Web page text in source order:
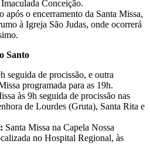
Conceição.
após o encerramento da Santa Missa,
à Igreja São Judas, onde ocorrerá
Santo
seguida de procissão, e outra
programada para as 19h.
às 9h seguida de procissão nas
de Lourdes (Gruta), Santa Rita e
Santa Missa na Capela Nossa
no Hospital Regional, às